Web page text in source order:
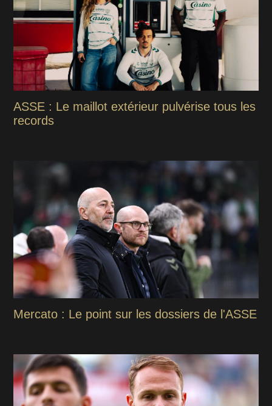
ASSE : Le maillot extérieur pulvérise tous les
records
Mercato : Le point sur les dossiers de l'ASSE